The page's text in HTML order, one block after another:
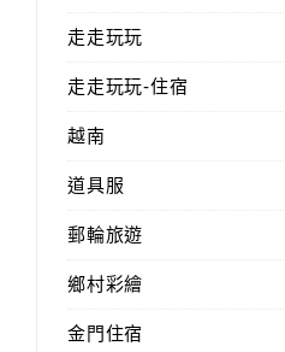
走走玩玩
走走玩玩-住宿
越南
道具服
郵輪旅遊
鄉村彩繪
金門住宿